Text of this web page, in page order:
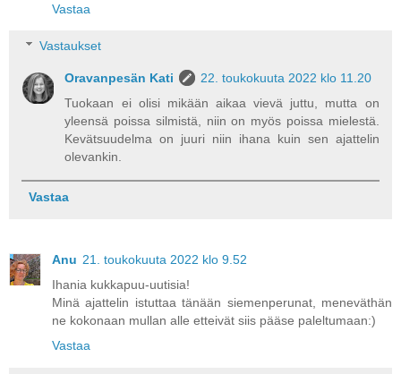
Vastaa
Vastaukset
Oravanpesän Kati
22. toukokuuta 2022 klo 11.20
Tuokaan ei olisi mikään aikaa vievä juttu, mutta on
yleensä poissa silmistä, niin on myös poissa mielestä.
Kevätsuudelma on juuri niin ihana kuin sen ajattelin
olevankin.
Vastaa
Anu 21. toukokuuta 2022 klo 9.52
Ihania kukkapuu-uutisia!
Minä ajattelin istuttaa tänään siemenperunat, meneväthän
ne kokonaan mullan alle etteivät siis pääse paleltumaan:)
Vastaa